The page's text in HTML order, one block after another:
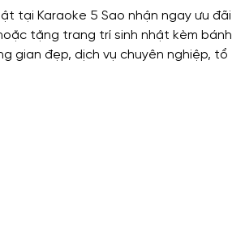
tại Karaoke 5 Sao nhận ngay ưu đãi
tặng trang trí sinh nhật kèm bánh
gian đẹp, dịch vụ chuyên nghiệp, tổ